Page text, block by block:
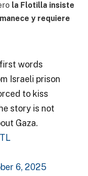
la Flotilla insiste
y requiere
words
Israeli prison
to kiss
story is not
Gaza.
6, 2025